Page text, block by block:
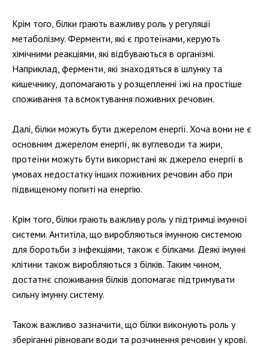
Крім того, білки грають важливу роль у регуляції
метаболізму. Ферменти, які є протеїнами, керують
хімічними реакціями, які відбуваються в організмі.
Наприклад, ферменти, які знаходяться в шлунку та
кишечнику, допомагають у розщепленні їжі на простіше
споживання та всмоктування поживних речовин.
Далі, білки можуть бути джерелом енергії. Хоча вони не є
основним джерелом енергії, як вуглеводи та жири,
протеїни можуть бути використані як джерело енергії в
умовах недостатку інших поживних речовин або при
підвищеному попиті на енергію.
Крім того, білки грають важливу роль у підтримці імунної
системи. Антитіла, що виробляються імунною системою
для боротьби з інфекціями, також є білками. Деякі імунні
клітини також виробляються з білків. Таким чином,
достатнє споживання білків допомагає підтримувати
сильну імунну систему.
Також важливо зазначити, що білки виконують роль у
зберіганні рівноваги води та розчинення речовин у крові.